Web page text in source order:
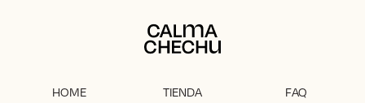
HOME
TIENDA
FAQ